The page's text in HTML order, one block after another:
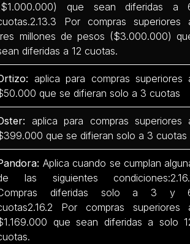
que sean diferidas a
Por compras superiores
millones de pesos ($3.000.000)
diferidas a 12 cuotas.
aplica para compras superiores
que se difieran solo a 3 cuotas
aplica para compras superiores
que se difieran solo a 3 cuotas
Aplica cuando se cumplan
las siguientes
diferidas solo a 3 y
Por compras superiores
que sean diferidas a solo